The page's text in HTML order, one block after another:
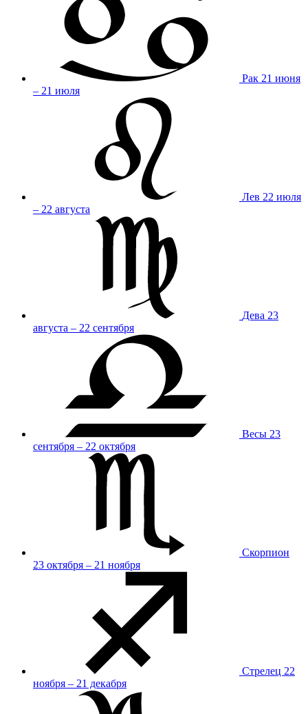
Рак 21 июня
– 21 июля
Лев 22 июля
– 22 августа
Дева 23
августа – 22 сентября
Весы 23
сентября – 22 октября
Скорпион
23 октября – 21 ноября
Стрелец 22
ноября – 21 декабря